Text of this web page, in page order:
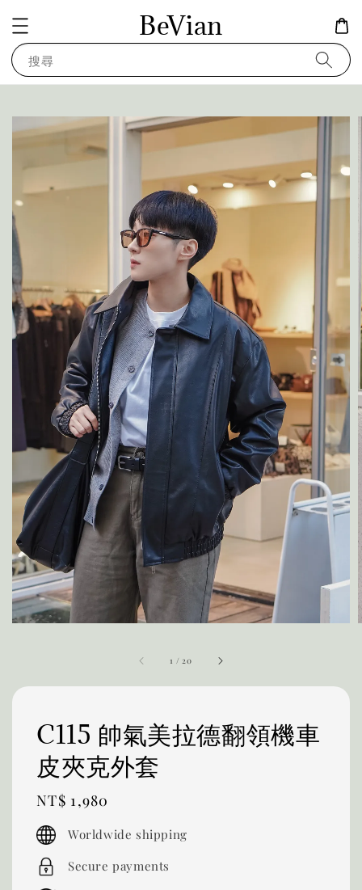
BeVian
搜尋
1 /20
C115 帥氣美拉德翻領機車
皮夾克外套
Regular
price
NT$ 1,980
Worldwide shipping
Secure payments